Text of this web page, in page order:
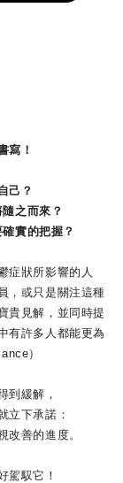
寫！
己？
之而來？
實的把握？
狀所影響的人
，或只是關注這種
貴見解，並同時提
有許多人都能更為
）
緩解，
下承諾：
善的進度。
馭它！